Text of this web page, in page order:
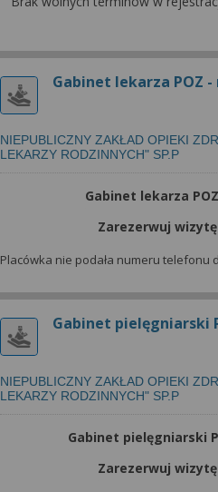
Gabinet lekarza POZ
NIEPUBLICZNY ZAKŁAD OPIEKI
LEKARZY RODZINNYCH" SP.P
Gabinet lekarza
Zarezerwuj
Placówka nie podała numeru telefonu
Gabinet pielęgniarski
NIEPUBLICZNY ZAKŁAD OPIEKI
LEKARZY RODZINNYCH" SP.P
Gabinet pielęgniarski
Zarezerwuj
konfigurację szczegółową,
za pomocą „Ustawień
Więcej informacji na temat
narzędzi zewnętrznych w